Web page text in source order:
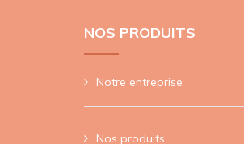
NOS PRODUITS
Notre entreprise
Nos produits